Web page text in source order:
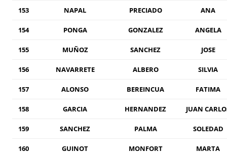
153 NAPAL PRECIADO ANA
154 PONGA GONZALEZ ANGELA
155 MUÑOZ SANCHEZ JOSE
156 NAVARRETE ALBERO SILVIA
157 ALONSO BEREINCUA FATIMA
158 GARCIA HERNANDEZ JUAN
159 SANCHEZ PALMA SOLEDAD
160 GUINOT MONFORT MARTA